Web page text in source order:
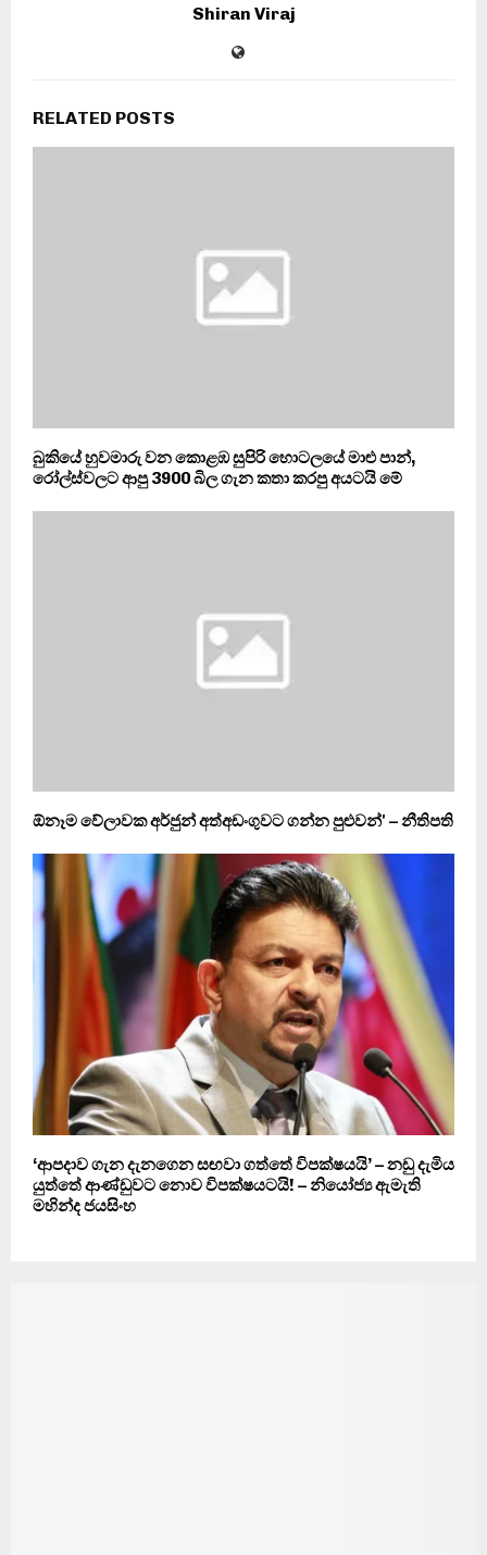
Shiran Viraj
RELATED POSTS
බුකියේ හුවමාරු වන කොළඹ සුපිරි හොටලයේ මාළු පාන්,
රෝල්ස්වලට ආපු 3900 බිල ගැන කතා කරපු අයටයි මේ
ඕනෑම වේලාවක අර්ජුන් අත්අඩංගුවට ගන්න පුළුවන්' – නීතිපති
‘ආපදාව ගැන දැනගෙන සඟවා ගත්තේ විපක්ෂයයි’ – නඩු දැමිය
යුත්තේ ආණ්ඩුවට නොව විපක්ෂයටයි! – නියෝජ්‍ය ඇමැති
මහින්ද ජයසිංහ